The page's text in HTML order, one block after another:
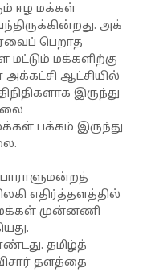
ஈழ மக்கள்
அக்
பெறாத
மக்களிற்கு
அக்கட்சி ஆட்சியில்
இருந்து
பக்கம் இருந்து
எதிர்த்தளத்தில்
முன்னணி
தமிழ்த்
தளத்தை